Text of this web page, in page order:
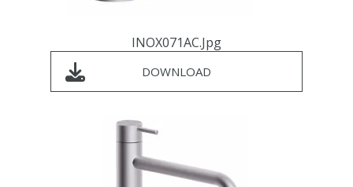
INOX071AC.jpg
DOWNLOAD